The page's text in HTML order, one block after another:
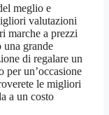
meglio e
valutazioni
marche a prezzi
una grande
di regalare un
per un’occasione
le migliori
a un costo